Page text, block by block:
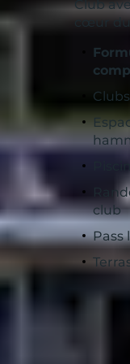
Club
cœur du
club
Pass